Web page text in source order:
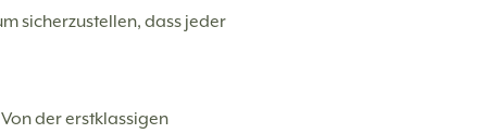
sicherzustellen, dass jeder
der erstklassigen